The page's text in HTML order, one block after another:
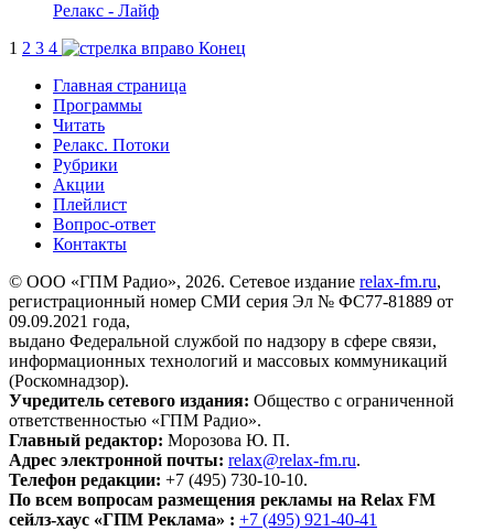
Релакс - Лайф
1 2 3 4
Конец
Главная страница
Программы
Читать
Релакс. Потоки
Рубрики
Акции
Плейлист
Вопрос-ответ
Контакты
© ООО «ГПМ Радио», 2026. Сетевое издание relax-fm.ru,
регистрационный номер СМИ серия Эл № ФС77-81889 от
09.09.2021 года,
выдано Федеральной службой по надзору в сфере связи,
информационных технологий и массовых коммуникаций
(Роскомнадзор).
Учредитель сетевого издания: Общество с ограниченной
ответственностью «ГПМ Радио».
Главный редактор: Морозова Ю. П.
Адрес электронной почты: relax@relax-fm.ru.
Телефон редакции: +7 (495) 730-10-10.
По всем вопросам размещения рекламы на Relax FM
сейлз-хаус «ГПМ Реклама» : +7 (495) 921-40-41